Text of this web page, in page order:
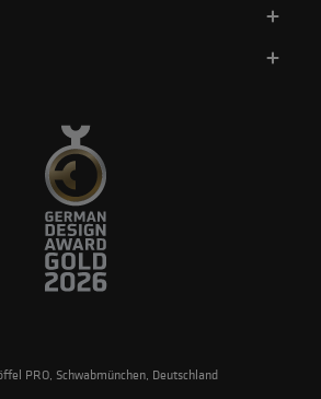
PRO, Schwabmünchen, Deutschland